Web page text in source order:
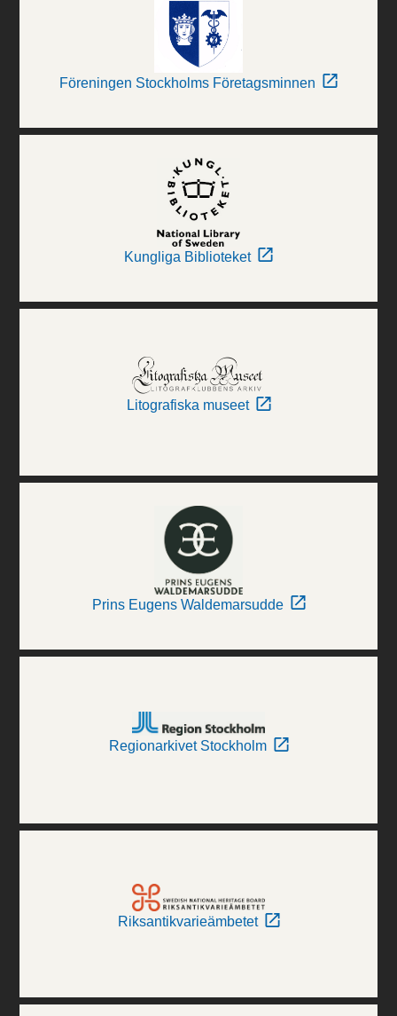
Föreningen Stockholms Företagsminnen
Kungliga Biblioteket
Litografiska museet
Prins Eugens Waldemarsudde
Regionarkivet Stockholm
Riksantikvarieämbetet